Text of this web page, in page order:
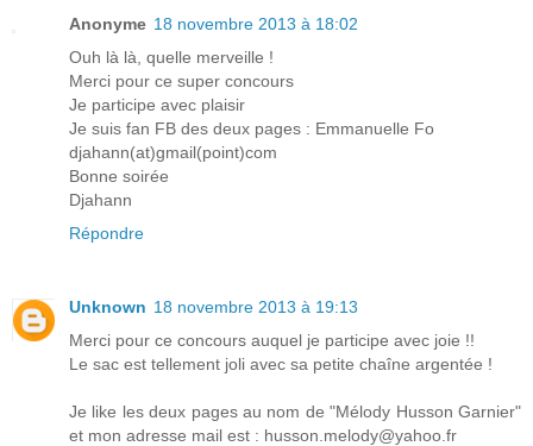
Anonyme 18 novembre 2013 à 18:02
Ouh là là, quelle merveille !
Merci pour ce super concours
Je participe avec plaisir
Je suis fan FB des deux pages : Emmanuelle Fo
djahann(at)gmail(point)com
Bonne soirée
Djahann
Répondre
Unknown 18 novembre 2013 à 19:13
Merci pour ce concours auquel je participe avec joie !!
Le sac est tellement joli avec sa petite chaîne argentée !
Je like les deux pages au nom de "Mélody Husson Garnier"
et mon adresse mail est : husson.melody@yahoo.fr